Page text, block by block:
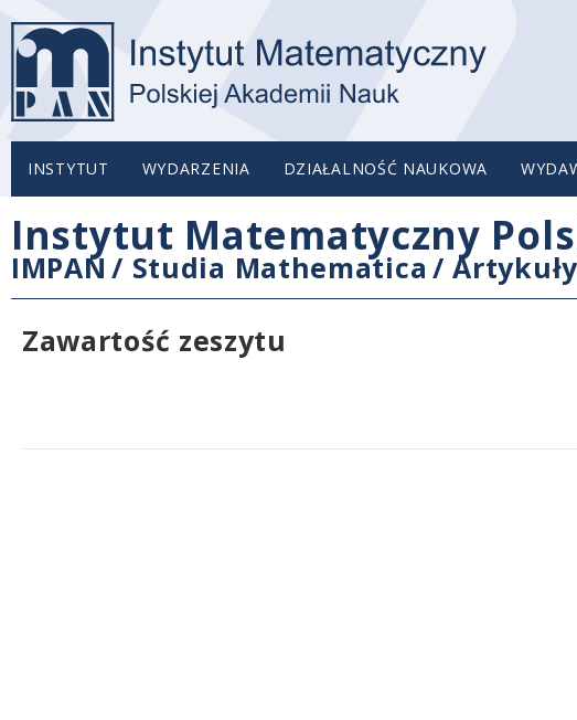
INSTYTUT WYDARZENIA DZIAŁALNOŚĆ NAUKOWA
Instytut Matematyczny
IMPAN / Studia Mathematica /
Zawartość zeszytu